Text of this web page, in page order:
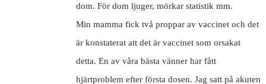
dom. För dom ljuger, mörkar statistik mm.
Min mamma fick två proppar av vaccinet och det
är konstaterat att det är vaccinet som orsakat
detta. En av våra bästa vänner har fått
hjärtproblem efter första dosen. Jag satt på akuten